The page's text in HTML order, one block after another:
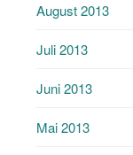
August 2013
Juli 2013
Juni 2013
Mai 2013